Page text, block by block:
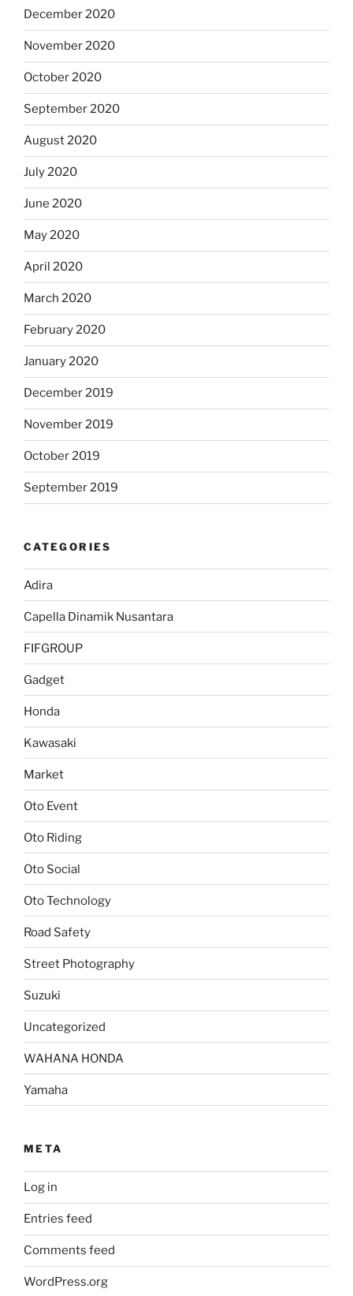
December 2020
November 2020
October 2020
September 2020
August 2020
July 2020
June 2020
May 2020
April 2020
March 2020
February 2020
January 2020
December 2019
November 2019
October 2019
September 2019
CATEGORIES
Adira
Capella Dinamik Nusantara
FIFGROUP
Gadget
Honda
Kawasaki
Market
Oto Event
Oto Riding
Oto Social
Oto Technology
Road Safety
Street Photography
Suzuki
Uncategorized
WAHANA HONDA
Yamaha
META
Log in
Entries feed
Comments feed
WordPress.org